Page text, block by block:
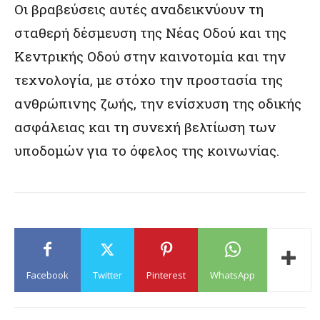
Οι βραβεύσεις αυτές αναδεικνύουν τη
σταθερή δέσμευση της Νέας Οδού και της
Κεντρικής Οδού στην καινοτομία και την
τεχνολογία, με στόχο την προστασία της
ανθρώπινης ζωής, την ενίσχυση της οδικής
ασφάλειας και τη συνεχή βελτίωση των
υποδομών για το όφελος της κοινωνίας.
Facebook Twitter Pinterest WhatsApp